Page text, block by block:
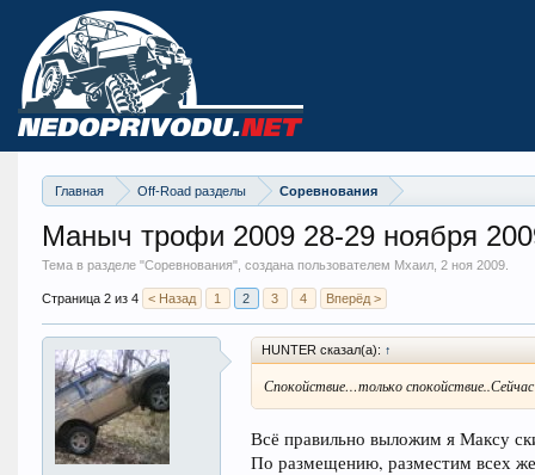
Главная Off-Road разделы Соревнования
Маныч трофи 2009 28-29 ноября
Тема в разделе "Соревнования", создана пользователем Мхаил, 2 ноя 2009.
Страница 2 из 4 < Назад 1 2 3 4 Вперёд >
HUNTER сказал(а): ↑
Спокойствие…только
Всё правильно выложим я Максу
По размещению, разместим всех